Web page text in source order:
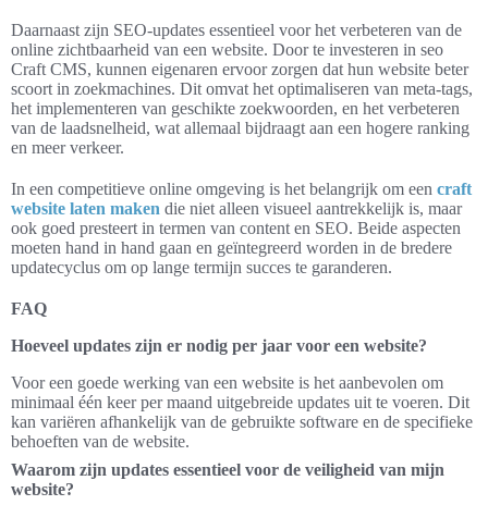
Daarnaast zijn SEO-updates essentieel voor het verbeteren van de
online zichtbaarheid van een website. Door te investeren in seo
Craft CMS, kunnen eigenaren ervoor zorgen dat hun website beter
scoort in zoekmachines. Dit omvat het optimaliseren van meta-tags,
het implementeren van geschikte zoekwoorden, en het verbeteren
van de laadsnelheid, wat allemaal bijdraagt aan een hogere ranking
en meer verkeer.
In een competitieve online omgeving is het belangrijk om een craft
website laten maken die niet alleen visueel aantrekkelijk is, maar
ook goed presteert in termen van content en SEO. Beide aspecten
moeten hand in hand gaan en geïntegreerd worden in de bredere
updatecyclus om op lange termijn succes te garanderen.
FAQ
Hoeveel updates zijn er nodig per jaar voor een website?
Voor een goede werking van een website is het aanbevolen om
minimaal één keer per maand uitgebreide updates uit te voeren. Dit
kan variëren afhankelijk van de gebruikte software en de specifieke
behoeften van de website.
Waarom zijn updates essentieel voor de veiligheid van mijn
website?